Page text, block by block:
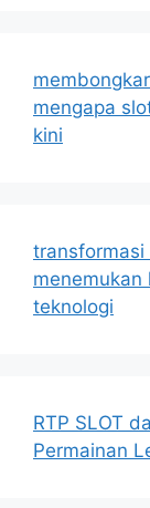
mengapa
kini
transformasi
menemukan
teknologi
RTP SLOT
Permainan